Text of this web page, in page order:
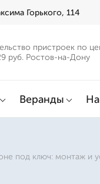
Горького, 114
пристроек по
руб. Ростов-на-Дону
Веранды
под ключ: монтаж и